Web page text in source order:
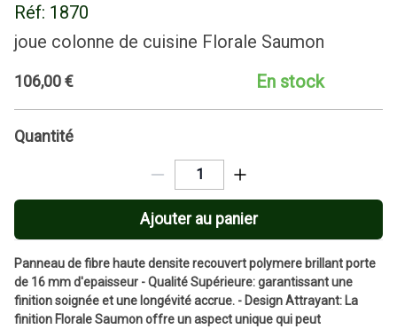
Réf: 1870
joue colonne de cuisine Florale Saumon
106,00€ En stock
Quantité
Ajouter au panier
Panneau de fibre haute densite recouvert polymere brillant porte
de 16 mm d'epaisseur - Qualité Supérieure: garantissant une
finition soignée et une longévité accrue. - Design Attrayant: La
finition Florale Saumon offre un aspect unique qui peut